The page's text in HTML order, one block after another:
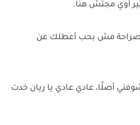
أوي مجتش هنا.
مش بحب أعطلك عن
أصلًا، عادي عادي يا ريان خدت